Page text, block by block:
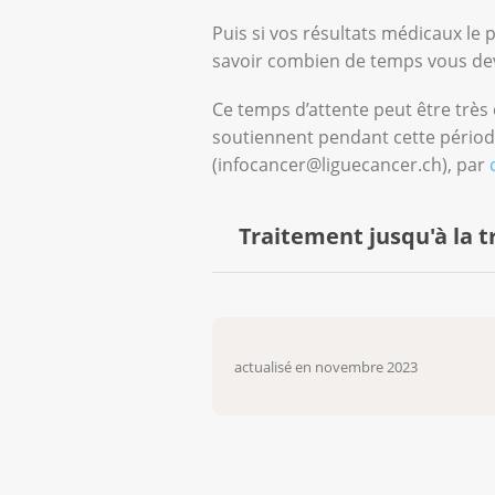
réaction immunitaire de
types de cancer peuvent
soignante.
comme un tissu étranger
réaction peut à la longue
de réduire le risque de
d’améliorer nettement la
Puis si vos résultats médicaux le
savoir combien de temps vous
Ce temps d’attente peut être
soutiennent pendant cette
(infocancer@liguecancer.ch), par
Traitement jusqu'à la
laps de temps.
actualisé en novembre 2023